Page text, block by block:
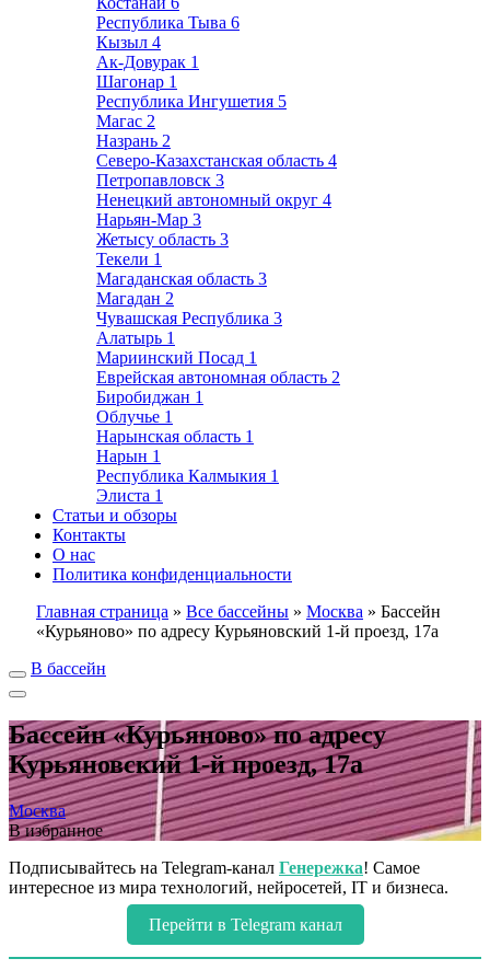
Республика Тыва 6
Кызыл 4
Ак-Довурак 1
Шагонар 1
Республика Ингушетия 5
Магас 2
Назрань 2
Северо-Казахстанская область 4
Петропавловск 3
Ненецкий автономный округ 4
Нарьян-Мар 3
Жетысу область 3
Текели 1
Магаданская область 3
Магадан 2
Чувашская Республика 3
Алатырь 1
Мариинский Посад 1
Еврейская автономная область 2
Биробиджан 1
Облучье 1
Нарынская область 1
Нарын 1
Республика Калмыкия 1
Элиста 1
Статьи и обзоры
Контакты
О нас
Политика конфиденциальности
Главная страница » Все бассейны » Москва » Бассейн
«Курьяново» по адресу Курьяновский 1-й проезд, 17а
В бассейн
Бассейн «Курьяново» по адресу
Курьяновский 1-й проезд, 17а
Москва
В избранное
Подписывайтесь на Telegram-канал Генережка! Самое
интересное из мира технологий, нейросетей, IT и бизнеса.
Перейти в Telegram канал